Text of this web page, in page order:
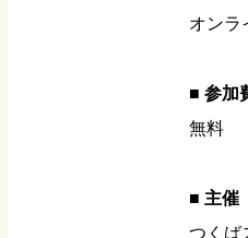
オンラ
■ 参加
無料
■ 主催
つくば